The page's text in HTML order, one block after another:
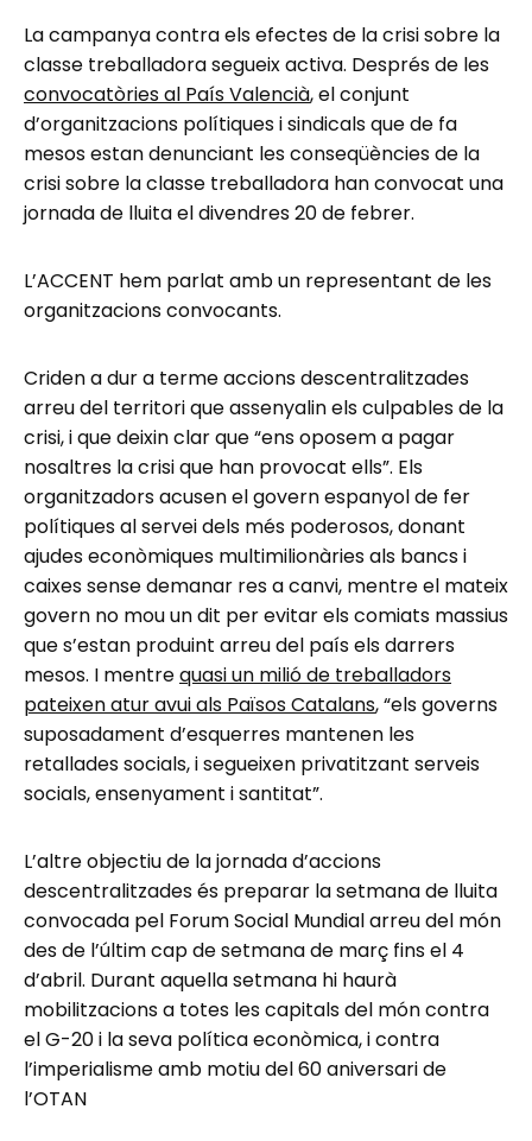
La campanya contra els efectes de la crisi sobre la
classe treballadora segueix activa. Després de les
convocatòries al País Valencià, el conjunt
d’organitzacions polítiques i sindicals que de fa
mesos estan denunciant les conseqüències de la
crisi sobre la classe treballadora han convocat una
jornada de lluita el divendres 20 de febrer.
L’ACCENT hem parlat amb un representant de les
organitzacions convocants.
Criden a dur a terme accions descentralitzades
arreu del territori que assenyalin els culpables de la
crisi, i que deixin clar que “ens oposem a pagar
nosaltres la crisi que han provocat ells”. Els
organitzadors acusen el govern espanyol de fer
polítiques al servei dels més poderosos, donant
ajudes econòmiques multimilionàries als bancs i
caixes sense demanar res a canvi, mentre el mateix
govern no mou un dit per evitar els comiats massius
que s’estan produint arreu del país els darrers
mesos. I mentrequasi un milió de treballadors
pateixen atur avui als Països Catalans, “els governs
suposadament d’esquerres mantenen les
retallades socials, i segueixen privatitzant serveis
socials, ensenyament i santitat”.
L’altre objectiu de la jornada d’accions
descentralitzades és preparar la setmana de lluita
convocada pel Forum Social Mundial arreu del món
des de l’últim cap de setmana de març fins el 4
d’abril. Durant aquella setmana hi haurà
mobilitzacions a totes les capitals del món contra
el G-20 i la seva política econòmica, i contra
l’imperialisme amb motiu del 60 aniversari de
l’OTAN